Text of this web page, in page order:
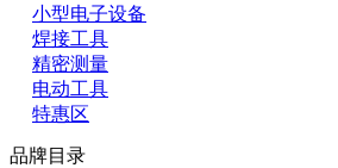
小型电子设备
焊接工具
精密测量
电动工具
特惠区
品牌目录